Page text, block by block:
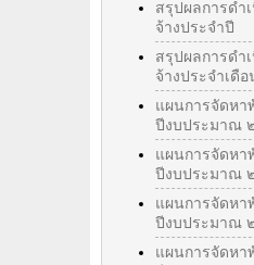
สรุปผลการดำ
จ้างประจำปี
สรุปผลการดำ
จ้างประจำเดือ
แผนการจัดหา
ปีงบประมาณ
แผนการจัดหา
ปีงบประมาณ
แผนการจัดหา
ปีงบประมาณ
แผนการจัดหา